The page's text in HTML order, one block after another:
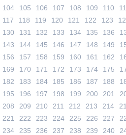
104
105 106 107 108 109 110
117
118 119 120 121 122 123
130
131 132 133 134 135 136
143
144 145 146 147 148 149
156
157 158 159 160 161 162
169
170 171 172 173 174 175
182
183 184 185 186 187 188
195
196 197 198 199 200 201
208
209 210 211 212 213 214
221
222 223 224 225 226 227
234
235 236 237 238 239 240